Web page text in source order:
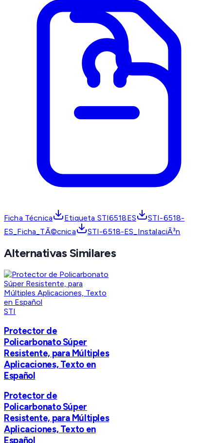
Ficha Técnica Etiqueta STI6518ES
STI-6518-
ES_Ficha_TÃ©cnica
STI-6518-ES_InstalaciÃ³n
Alternativas Similares
STI
Protector de
Policarbonato Súper
Resistente, para Múltiples
Aplicaciones, Texto en
Español
Protector de
Policarbonato Súper
Resistente, para Múltiples
Aplicaciones, Texto en
Español